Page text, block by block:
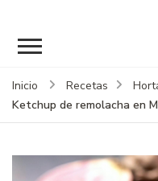
Inicio Recetas
Ketchup de remolacha en